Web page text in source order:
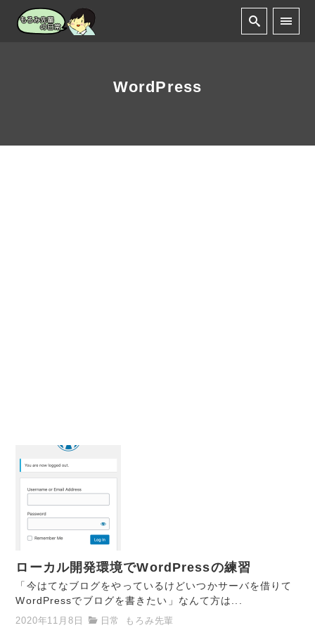
WordPress
ローカル開発環境でWordPressの練習
「今はてなブログをやっているけどいつかサーバを借りて
WordPressでブログを書きたい」なんて方は...
2020年11月8日
日常 もろみ先輩